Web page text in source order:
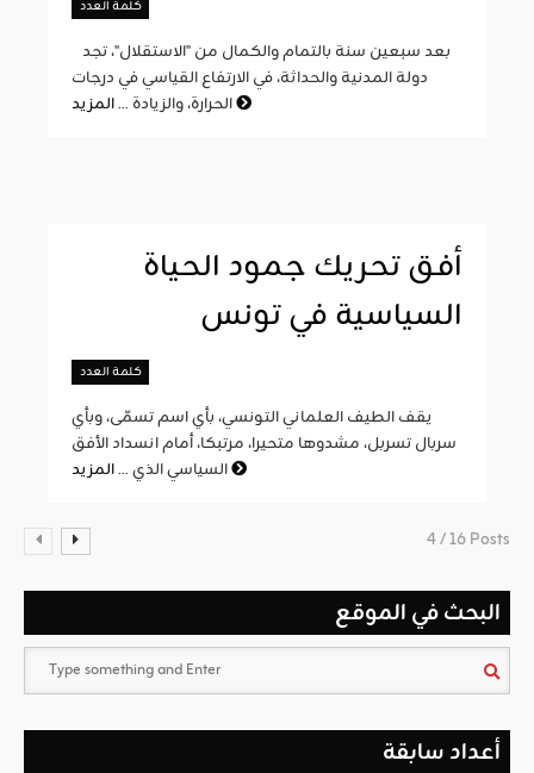
كلمة العدد
دولة المدنية والحداثة، في الارتفاع القياسي في درجات
الحرارة، والزيادة ...
أفق تحريك جمود الحياة
السياسية في تونس
كلمة العدد
يقف الطيف العلماني التونسي، بأي اسم تسمّى، وبأي
سربال تسربل، مشدوها متحيرا، مرتبكا، أمام انسداد الأفق
السياسي الذي ...
4 / 16 Posts
البحث في الموقع
أعداد سابقة